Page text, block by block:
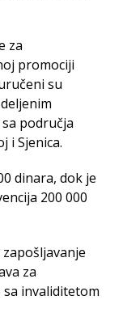
za
promociji
su
područja
i Sjenica.
dinara, dok je
200 000
za
invaliditetom